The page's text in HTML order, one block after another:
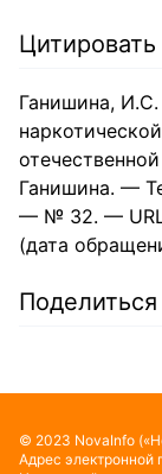
Цитировать
Ганишина,
Ганишина. —
— № 32. —
(дата
Поделиться
© 2023 NovaInfo
Адрес электронной